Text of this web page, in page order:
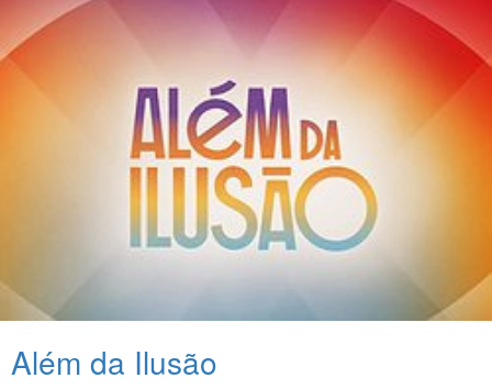
Além da Ilusão